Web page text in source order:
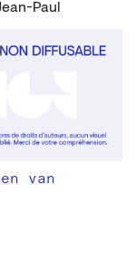
Paul
van